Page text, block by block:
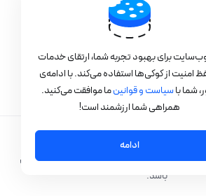
تمامی حقوق برای © 2026 ایران دیتا سنتر - محصولی از سان نت. محفوط می
باشد.
برای بهبود تجربه شما، ارتقای خدمات
امنیت از کوکی‌ها استفاده می‌کند. با ادامه‌ی
شما باسیاست و قوانینما موافقت می‌کنید.
همراهی شما ارزشمند است!
ادامه